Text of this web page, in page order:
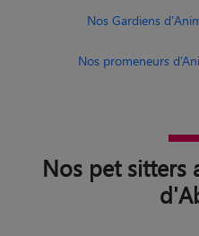
Nos Gardiens
Nos promeneurs
Nos pet sitters